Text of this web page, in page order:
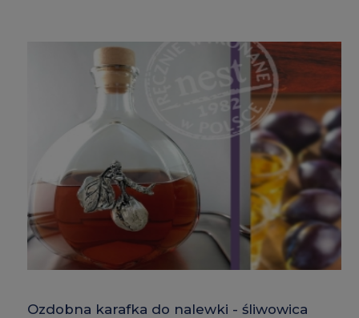
Ozdobna karafka do nalewki - śliwowica